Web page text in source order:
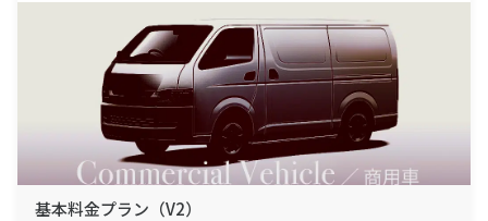
基本料金プラン（V2）